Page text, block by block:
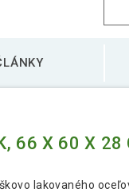
66 X 60 X 28
lakovaného